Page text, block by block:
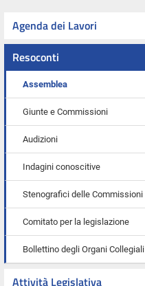
Agenda dei Lavori
Resoconti
Assemblea
Giunte e Commissioni
Audizioni
Indagini conoscitive
Stenografici delle Commissioni
Comitato per la legislazione
Bollettino degli Organi Collegiali
Attività Legislativa